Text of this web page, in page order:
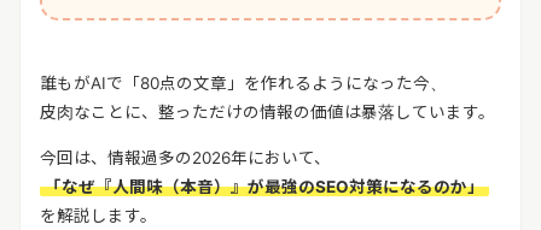
誰もがAIで「80点の文章」を作れるようになった今、
皮肉なことに、整っただけの情報の価値は暴落しています。
今回は、情報過多の2026年において、
「なぜ『人間味（本音）』が最強のSEO対策になるのか」
を解説します。